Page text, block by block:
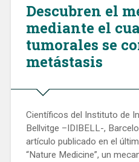
Descubren el
mediante el
tumorales se
metástasis
Científicos del Instituto de
Bellvitge –IDIBELL-,
artículo publicado en el
“Nature Medicine”, un